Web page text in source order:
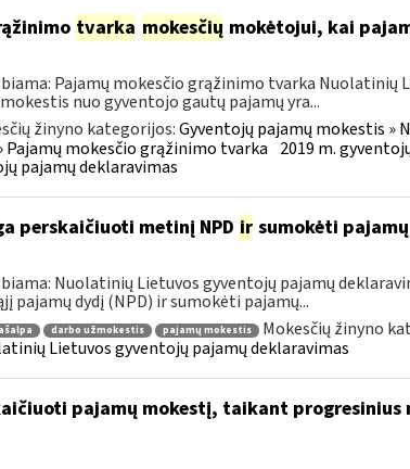
tvarka mokesčių mokėtojui, kai
Pajamų mokesčio grąžinimo tvarka Nuolatinių
nuo gyventojo gautų pajamų yra...
žinyno kategorijos:Gyventojų pajamų mokestis »
mokesčio grąžinimo tvarka 2019 m.
pajamų deklaravimas
perskaičiuoti metinį NPD irsumokėti pajamų
Nuolatinių Lietuvos gyventojų pajamų
dydį (NPD) ir sumokėti pajamų...
darbo užmokestis pajamų mokestis Mokesčių žinyno
Lietuvos gyventojų pajamų deklaravimas
pajamų mokestį, taikant progresinius